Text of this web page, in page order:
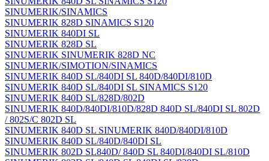
SINUMERIK/SINAMICS
SINUMERIK 828D SINAMICS S120
SINUMERIK 840DI SL
SINUMERIK 828D SL
SINUMERIK SINUMERIK 828D NC
SINUMERIK/SIMOTION/SINAMICS
SINUMERIK 840D SL/840DI SL 840D/840DI/810D
SINUMERIK 840D SL/840DI SL SINAMICS S120
SINUMERIK 840D SL/828D/802D
SINUMERIK 840D/840DI/810D/828D 840D SL/840DI SL 802D
/ 802S/C 802D SL
SINUMERIK 840D SL SINUMERIK 840D/840DI/810D
SINUMERIK 840D SL/840D/840DI SL
SINUMERIK 802D SL840D/ 840D SL 840DI/840DI SL/810D